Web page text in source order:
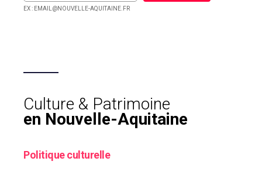
EX : EMAIL@NOUVELLE-AQUITAINE.FR
Culture & Patrimoine
en Nouvelle-Aquitaine
Politique culturelle